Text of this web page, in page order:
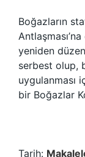
Boğazların
yeniden
serbest olup,
uygulanması
bir Boğazlar
Tarih: